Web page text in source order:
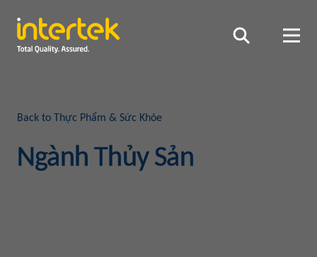
Back to Thực Phẩm & Sức Khỏe
Ngành Thủy Sản